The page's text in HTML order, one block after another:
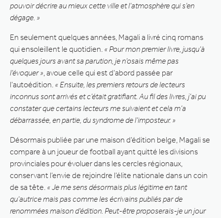
pouvoir décrire au mieux cette ville et l’atmosphère qui s’en
dégage. »
En seulement quelques années, Magali a livré cinq romans
qui ensoleillent le quotidien. « Pour mon premier livre, jusqu’à
quelques jours avant sa parution, je n’osais même pas
l’évoquer » , avoue celle qui est d’abord passée par
l’autoédition. « Ensuite, les premiers retours de lecteurs
inconnus sont arrivés et c’était gratifiant. Au fil des livres, j’ai pu
constater que certains lecteurs me suivaient et cela m’a
débarrassée, en partie, du syndrome de l’imposteur. »
Désormais publiée par une maison d’édition belge, Magali se
compare à un joueur de football ayant quitté les divisions
provinciales pour évoluer dans les cercles régionaux,
conservant l’envie de rejoindre l’élite nationale dans un coin
de sa tête. « Je me sens désormais plus légitime en tant
qu’autrice mais pas comme les écrivains publiés par de
renommées maison d’édition. Peut-être proposerais-je un jour